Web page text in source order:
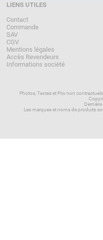
LIENS UTILES
Contact
Commande
SAV
CGV
Mentions légales
Accès Revendeurs
Informations société
Photos, Textes et Prix non
Les marques et noms de produits